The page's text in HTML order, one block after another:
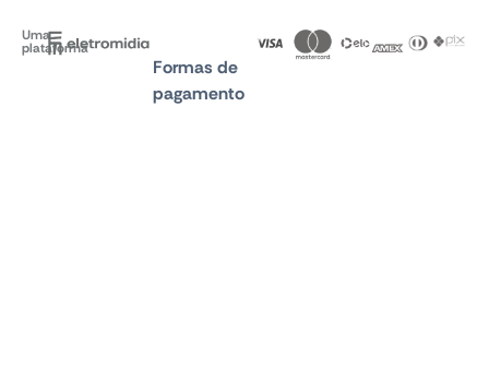
Uma
plataforma
Formas de
pagamento